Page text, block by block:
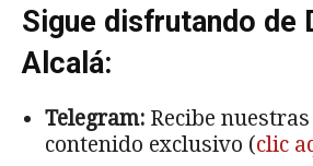
Sigue disfrutando de
Alcalá:
Telegram: Recibe
contenido exclusivo (clic